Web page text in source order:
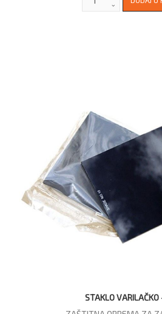
STAKLO VARILAČKO